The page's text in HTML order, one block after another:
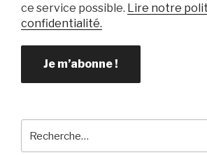
ce service possible. Lire notre
confidentialité.
pour